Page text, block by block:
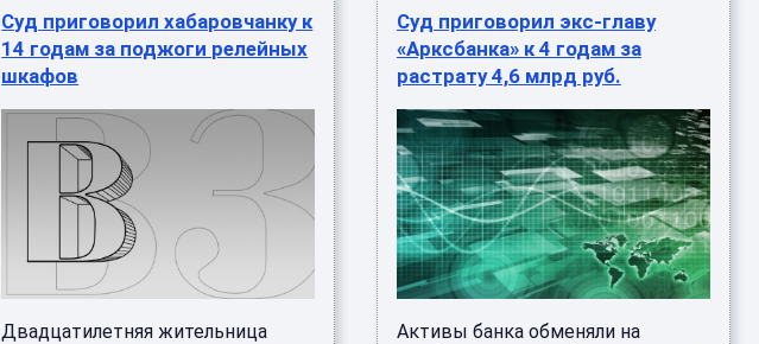
Суд приговорил хабаровчанку к
14 годам за поджоги релейных
шкафов
Двадцатилетняя жительница
Суд приговорил экс-главу
«Арксбанка» к 4 годам за
растрату 4,6 млрд руб.
Активы банка обменяли на